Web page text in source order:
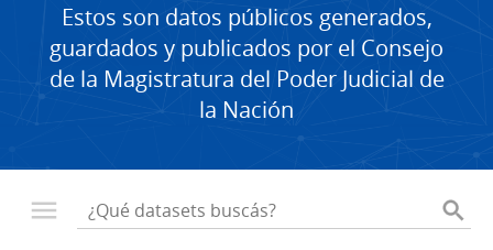
Estos son datos públicos generados,
guardados y publicados por el Consejo
de la Magistratura del Poder Judicial de
la Nación